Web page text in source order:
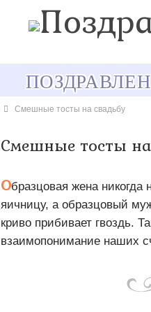
Смешные тосты на свадьбу
Смешные тосты
Образцовая жена
яичницу, а образцовый
криво прибивает гвоздь.
взаимопонимание наших